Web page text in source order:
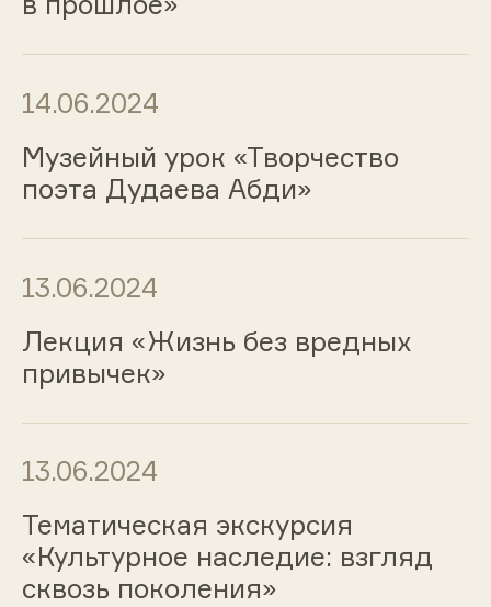
14.06.2024
Музейный урок «Творчество
поэта Дудаева Абди»
13.06.2024
Лекция «Жизнь без вредных
привычек»
13.06.2024
Тематическая экскурсия
«Культурное наследие: взгляд
сквозь поколения»